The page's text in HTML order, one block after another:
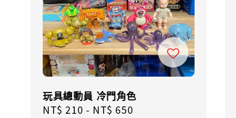
玩具總動員 冷門角色
Regular
NT$ 210 - NT$ 650